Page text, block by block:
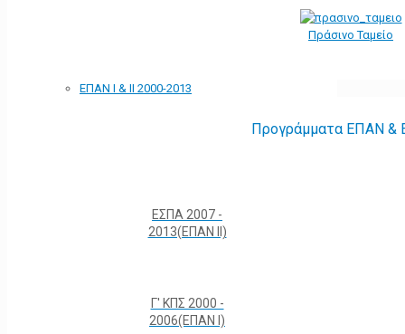
Πράσινο Ταμείο
ΕΠΑΝ Ι & ΙΙ 2000-2013
Προγράμματα ΕΠΑΝ &
ΕΣΠΑ 2007 -
2013(ΕΠΑΝ ΙΙ)
Γ' ΚΠΣ 2000 -
2006(ΕΠΑΝ Ι)